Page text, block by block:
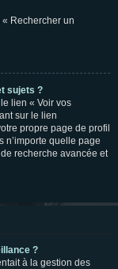
Rechercher un
sujets ?
lien « Voir vos
sur le lien
propre page de profil
n’importe quelle page
recherche avancée et
?
à la gestion des